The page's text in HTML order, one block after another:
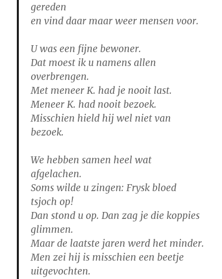
gereden
en vind daar maar weer mensen voor.
U was een fijne bewoner.
Dat moest ik u namens allen
overbrengen.
Met meneer K. had je nooit last.
Meneer K. had nooit bezoek.
Misschien hield hij wel niet van
bezoek.
We hebben samen heel wat
afgelachen.
Soms wilde u zingen: Frysk bloed
tsjoch op!
Dan stond u op. Dan zag je die koppies
glimmen.
Maar de laatste jaren werd het minder.
Men zei hij is misschien een beetje
uitgevochten.